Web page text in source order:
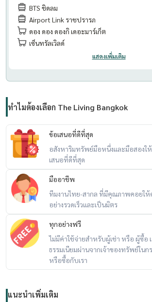
BTS ชิดลม
Airport Link ราชปรารภ
ดอง ดอง ดองกิ เดอะมาร์เก็ต
เซ็นทรัลเวิลด์
แสดงเพิ่มเติม
ทำไมต้องเลือก The Living Bangkok
ข้อเสนอที่ดีที่สุด
อสังหาริมทรัพย์มือหนึ่งและมือสองใ
เสนอที่ดีที่สุด
มืออาชีพ
ทีมงานไทย-สากล ที่มีคุณภาพคอยใ
อย่างรวดเร็วและเป็นมิตร
ทุกอย่างฟรี
ไม่มีค่าใช้จ่ายสำหรับผู้เช่า หรือ ผู้ซื้อ
ธรรมเนียมผ่านจากเจ้าของทรัพย์ใน
หรือซื้อกับเรา
แนะนำเพิ่มเติม